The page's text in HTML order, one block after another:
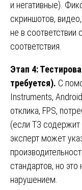
и негативные).
скриншотов,
не в соответствии
соответствия.
Этап 4:
требуется). С
Instruments,
отклика, FPS,
(если ТЗ
эксперт может
стандартов, но
нарушением.